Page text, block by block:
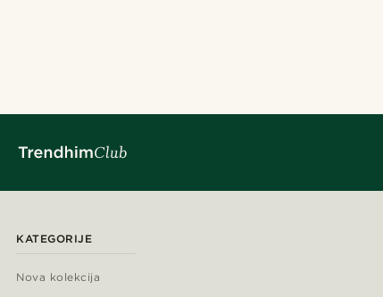
KATEGORIJE
Nova kolekcija